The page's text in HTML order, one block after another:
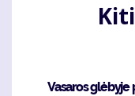
Vasaros glėbyje